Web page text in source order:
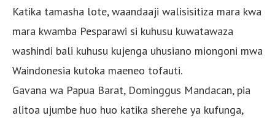
Katika tamasha lote, waandaaji walisisitiza mara kwa
mara kwamba Pesparawi si kuhusu kuwatawaza
washindi bali kuhusu kujenga uhusiano miongoni mwa
Waindonesia kutoka maeneo tofauti.
Gavana wa Papua Barat, Dominggus Mandacan, pia
alitoa ujumbe huo huo katika sherehe ya kufunga,